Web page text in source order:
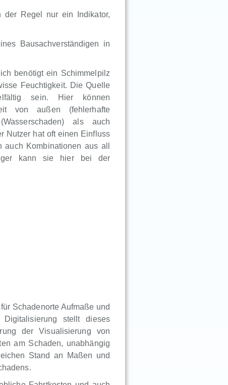
der Regel nur ein Indikator,
Bausachverständigen in
benötigt ein Schimmelpilz
Feuchtigkeit. Die Quelle
sein. Hier können
von außen (fehlerhafte
als auch
Nutzer hat oft einen Einfluss
Kombinationen aus all
kann sie hier bei der
Schadenorte Aufmaße und
stellt dieses
der Visualisierung von
am Schaden, unabhängig
Stand an Maßen und